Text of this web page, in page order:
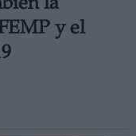
la
y el